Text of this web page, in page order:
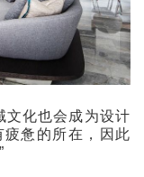
文化也会成为设计
惫的所在，因此